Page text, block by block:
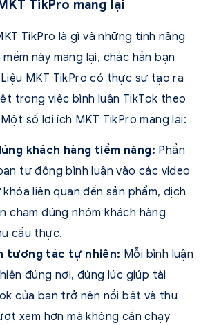
TikPro mang lại
TikPro là gì và những tính năng
này mang lại, chắc hẳn bạn
MKT TikPro có thực sự tạo ra
trong việc bình luận TikTok theo
số lợi ích MKT TikPro mang lại:
khách hàng tiềm năng: Phần
tự động bình luận vào các video
liên quan đến sản phẩm, dịch
chạm đúng nhóm khách hàng
cầu thực.
tương tác tự nhiên: Mỗi bình luận
đúng nơi, đúng lúc giúp tài
của bạn trở nên nổi bật và thu
xem hơn mà không cần chạy